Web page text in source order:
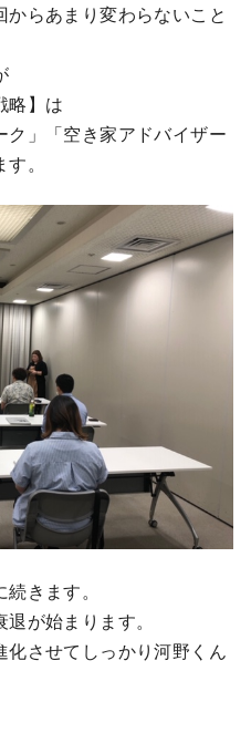
からあまり変わらないこと
略】は
ク」「空き家アドバイザー
。
きます。
が始まります。
させてしっかり河野くん